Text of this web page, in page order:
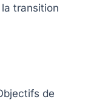
transition
de